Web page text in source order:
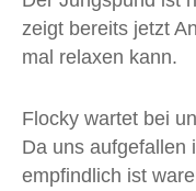
zeigt bereits jetzt
mal relaxen kann.
Flocky wartet bei
Da uns aufgefallen
empfindlich ist